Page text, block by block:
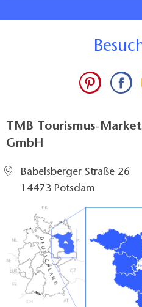
B
TMB Tourismus-
GmbH
Babelsberger Straße 26
14473 Potsdam